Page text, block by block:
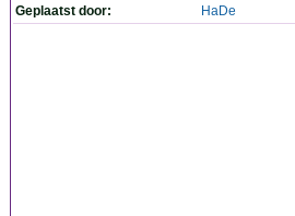
Geplaatst door: HaDe